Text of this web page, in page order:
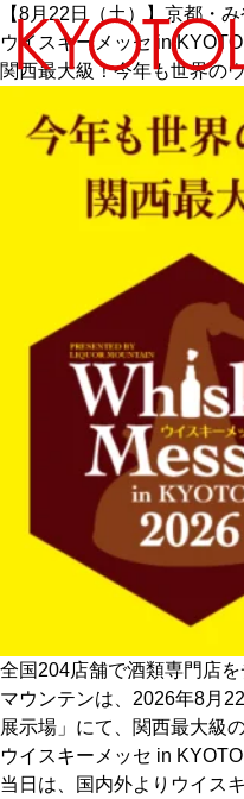
エリアから探す
地図から探す
カテゴリーから
SPECIAL
NEW OPEN
SERIES
CULTURE
ABOUT US
Instagram
チケットプレゼ
【8月22日（土）】京都・
ウイスキーメッセ in
関西最大級！今年も世界の
全国204店舗で酒類専門店
マウンテンは、2026年8月
展示場」にて、関西最大級
ウイスキーメッセ in KYOTO
当日は、国内外よりウイス